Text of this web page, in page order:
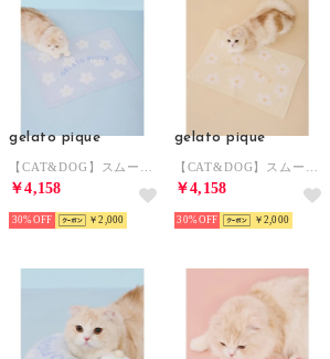
gelato pique
￥4,158
30% ￥2,000
gelato pique
￥4,158
30% ￥2,000